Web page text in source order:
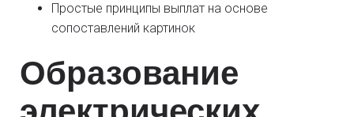
Простые принципы выплат на основе
сопоставлений картинок
Образование